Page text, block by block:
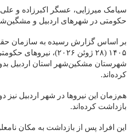
سیامک میرزایی، عسگر اکبرزاده و
حکومتی در شهرهای اردبیل و
۱۴۰۵ (۲۸ ژوئن ۲۰۲۶)،
شهرستان مشکین‌شهر استان اردبیل
کرده‌اند.
هم‌زمان این نیروها در شهر اردبیل نیز
بازداشت کرده‌اند.
این افراد پس از بازداشت به مکان